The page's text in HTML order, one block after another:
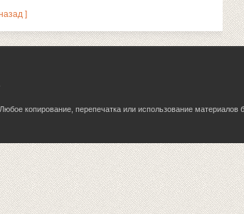
]
копирование, перепечатка или использование материалов